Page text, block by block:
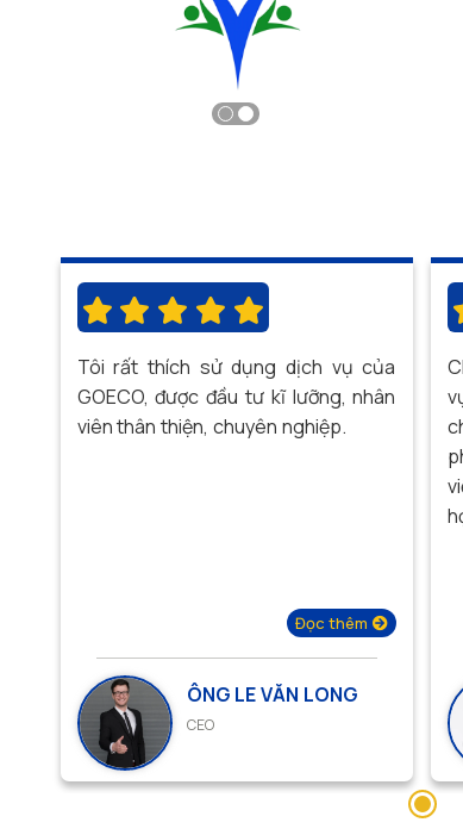
Tôi rất thích sử dụng dịch vụ của
GOECO, được đầu tư kĩ lưỡng, nhân
viên thân thiện, chuyên nghiệp.
Đọc thêm
ÔNG LE VĂN LONG
CEO